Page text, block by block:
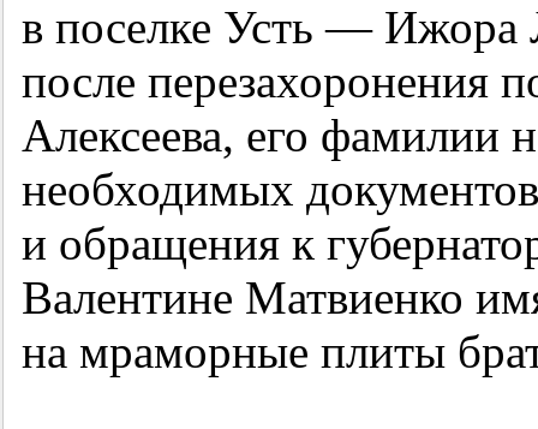
в поселке Усть — Ижора
после перезахоронения
Алексеева, его фамилии
необходимых
и обращения к
Валентине Матвиенко
на мраморные плиты